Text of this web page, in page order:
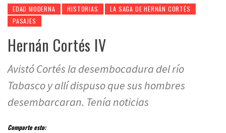
EDAD MODERNA HISTORIAS
LA SAGA DE HERNÁN CORTÉS
PASAJES
Hernán Cortés IV
Avistó Cortés la desembocadura del río
Tabasco y allí dispuso que sus hombres
desembarcaran. Tenía noticias
Comparte esto: